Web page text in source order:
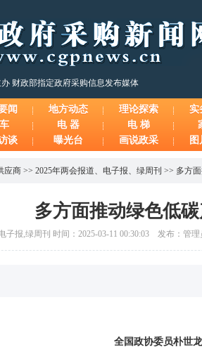
财政部指定政府采购信息发布媒体
闻 地方动态 理论探索 实
电 器 电 梯
谈 曝光台 画说政采 图
应商 >> 2025年两会报道、 电子报、 绿周刊 >> 多方
多方面推动绿色低
子报,绿周刊 时间：2025-03-11 00:30:03 发布：管理
全国政协委员朴世龙